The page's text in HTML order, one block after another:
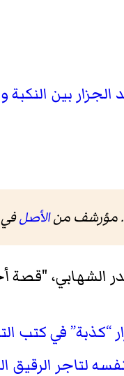
بين النكبة
. مؤرشف منالأصلفي 23
الشهابي، "قصة
“كذبة” في كتب
لتاجر الرقيق